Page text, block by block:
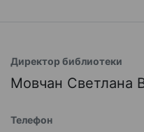
Директор библиотеки
Мовчан Светлана
Телефон